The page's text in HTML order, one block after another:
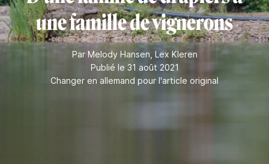
une famille de vignerons
Par Melody Hansen Lex Kleren
Publié le 31 août 2021
Changer en allemand pour l'article original